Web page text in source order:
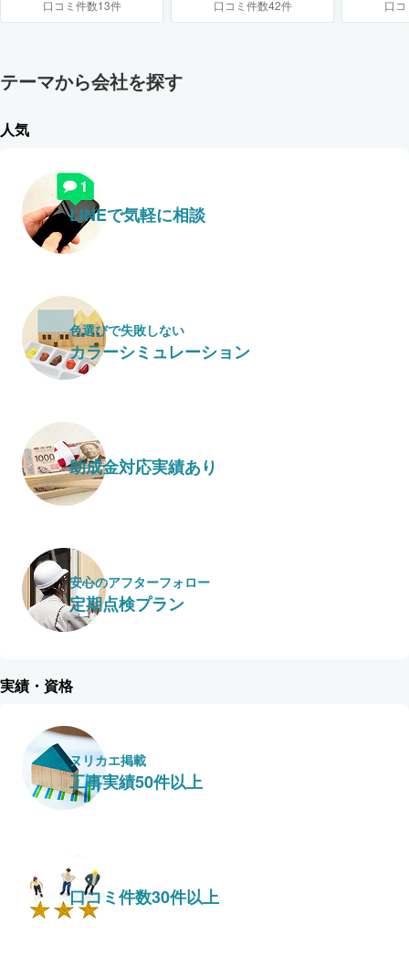
口コミ件数13件 口コミ件数42件 口
テーマから会社を探す
人気
LINEで気軽に相談
色選びで失敗しない
カラーシミュレーション
助成金対応実績あり
安心のアフターフォロー
定期点検プラン
実績・資格
ヌリカエ掲載
工事実績50件以上
口コミ件数30件以上